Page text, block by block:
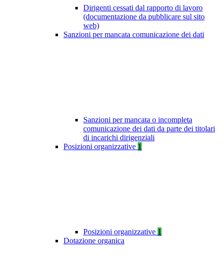
Dirigenti cessati dal rapporto di lavoro
(documentazione da pubblicare sul sito
web)
Sanzioni per mancata comunicazione dei dati
Sanzioni per mancata o incompleta
comunicazione dei dati da parte dei titolari
di incarichi dirigenziali
Posizioni organizzative 1
Posizioni organizzative 1
Dotazione organica